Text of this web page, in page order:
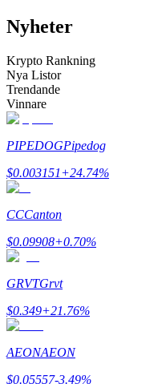
Bli en Copy Trader
Njut av vinstdelning
Nyheter
Krypto Rankning
Nya Listor
Trendande
Vinnare
PIPEDOGPipedog
$0.003151+24.74%
CCCanton
$0.09908+0.70%
GRVTGrvt
$0.349+21.76%
AEONAEON
$0.05557-3.49%